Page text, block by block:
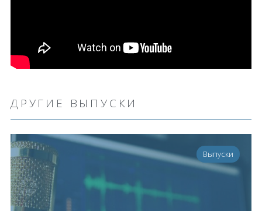
ДРУГИЕ ВЫПУСКИ
Выпуски